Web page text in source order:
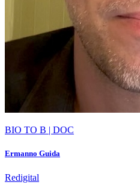
BIO TO B | DOC
Ermanno Guida
Redigital